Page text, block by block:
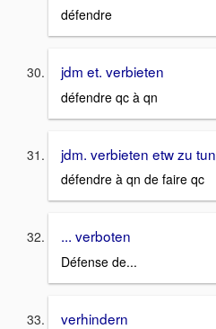
défendre
jdm et. verbieten
défendre qc à qn
jdm. verbieten etw zu tun
défendre à qn de faire qc
... verboten
Défense de...
verhindern